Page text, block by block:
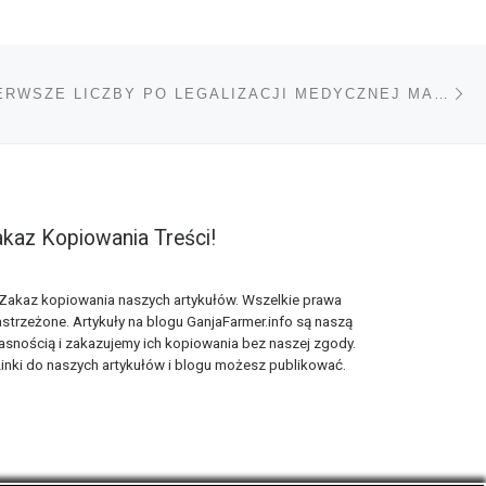
Kopiowania Treści!
kopiowania naszych artykułów. Wszelkie prawa
Artykuły na blogu GanjaFarmer.info są naszą
i zakazujemy ich kopiowania bez naszej zgody.
do naszych artykułów i blogu możesz publikować.